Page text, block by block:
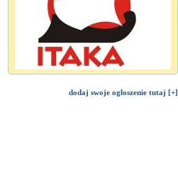
dodaj swoje ogłoszenie tutaj [+]